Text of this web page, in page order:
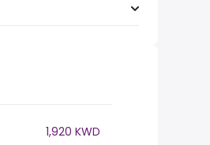
1,920 KWD